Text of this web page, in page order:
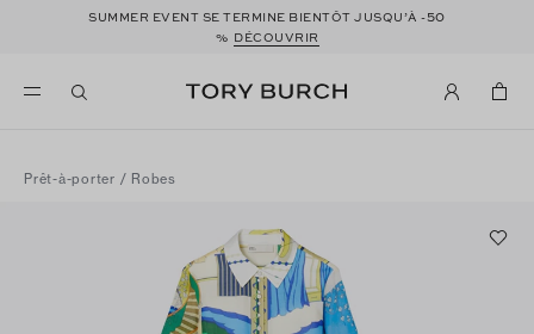
SUMMER EVENT SE TERMINE BIENTÔT JUSQU’À -50
% DÉCOUVRIR
Prêt-à-porter / Robes